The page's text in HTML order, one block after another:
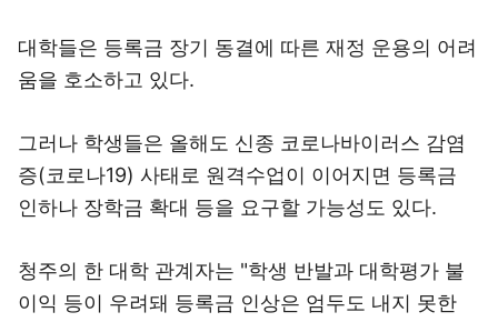
대학들은 등록금 장기 동결에 따른 재정 운용의 어려
움을 호소하고 있다.
그러나 학생들은 올해도 신종 코로나바이러스 감염
증(코로나19) 사태로 원격수업이 이어지면 등록금
인하나 장학금 확대 등을 요구할 가능성도 있다.
청주의 한 대학 관계자는 "학생 반발과 대학평가 불
이익 등이 우려돼 등록금 인상은 엄두도 내지 못한